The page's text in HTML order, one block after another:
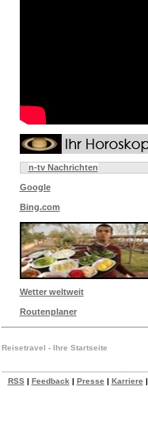
n-tv Nachrichten
Google
Bing.com
Wetter weltweit
Routenplaner
Reisetravel - Ihre Startseite
RSS| Feedback | Presse | Karriere |